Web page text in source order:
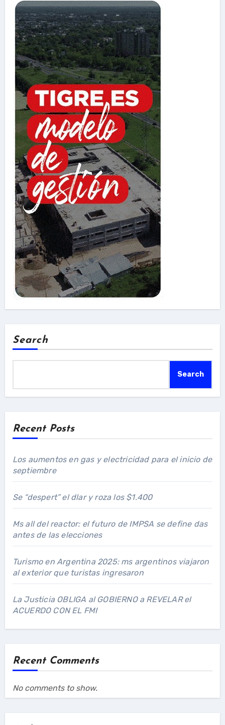
Search
Search
Recent Posts
Los aumentos en gas y electricidad para el inicio de
septiembre
Se “despert” el dlar y roza los $1.400
Ms all del reactor: el futuro de IMPSA se define das
antes de las elecciones
Turismo en Argentina 2025: ms argentinos viajaron
al exterior que turistas ingresaron
La Justicia OBLIGA al GOBIERNO a REVELAR el
ACUERDO CON EL FMI
Recent Comments
No comments to show.